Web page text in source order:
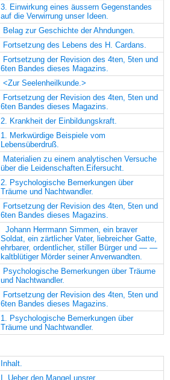
3. Einwirkung eines äussern Gegenstandes
auf die Verwirrung unser Ideen.
Belag zur Geschichte der Ahndungen.
Fortsetzung des Lebens des H. Cardans.
Fortsetzung der Revision des 4ten, 5ten und
6ten Bandes dieses Magazins.
<Zur Seelenheilkunde.>
Fortsetzung der Revision des 4ten, 5ten und
6ten Bandes dieses Magazins.
2. Krankheit der Einbildungskraft.
1. Merkwürdige Beispiele vom
Lebensüberdruß.
Materialien zu einem analytischen Versuche
über die Leidenschaften.Eifersucht.
2. Psychologische Bemerkungen über
Träume und Nachtwandler.
Fortsetzung der Revision des 4ten, 5ten und
6ten Bandes dieses Magazins.
Johann Herrmann Simmen, ein braver
Soldat, ein zärtlicher Vater, liebreicher Gatte,
ehrbarer, ordentlicher, stiller Bürger und — —
kaltblütiger Mörder seiner Anverwandten.
Psychologische Bemerkungen über Träume
und Nachtwandler.
Fortsetzung der Revision des 4ten, 5ten und
6ten Bandes dieses Magazins.
1. Psychologische Bemerkungen über
Träume und Nachtwandler.
Inhalt.
I. Ueber den Mangel unsrer